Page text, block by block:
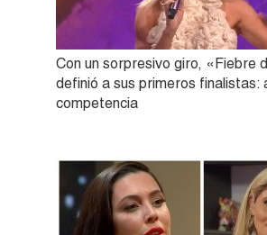
Con un sorpresivo giro, «Fiebre
definió a sus primeros finalistas:
competencia